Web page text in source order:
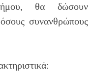
θα δώσουν
συνανθρώπους